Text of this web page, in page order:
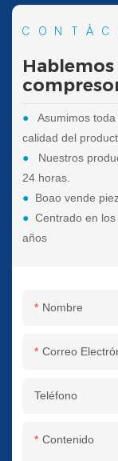
●
Asumimos
calidad del
●
Nuestros
24 horas.
● Boao vende
●Centrado en
años
Nombre
Correo
Teléfono
Contenido